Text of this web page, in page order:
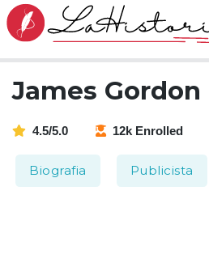
James
4.5/5.0 12k Enrolled
Biografia Publicista